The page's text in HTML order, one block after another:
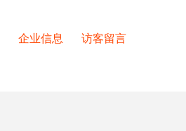
企业信息 访客留言